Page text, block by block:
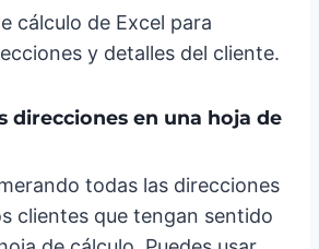
cálculo de Excel para
y detalles del cliente.
direcciones en una hoja de
todas las direcciones
clientes que tengan sentido